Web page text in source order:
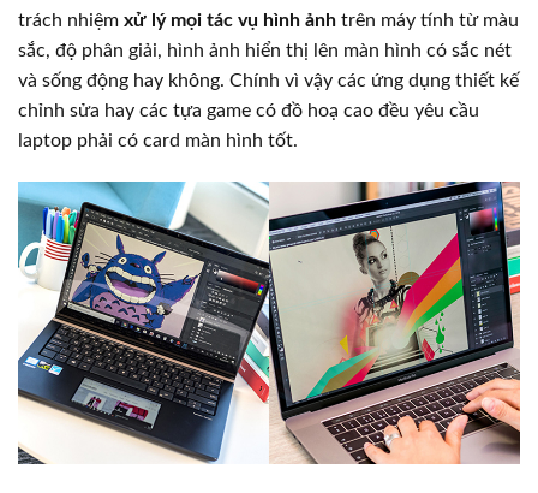
trách nhiệm xử lý mọi tác vụ hình ảnh trên máy tính từ màu
sắc, độ phân giải, hình ảnh hiển thị lên màn hình có sắc nét
và sống động hay không. Chính vì vậy các ứng dụng thiết kế
chỉnh sửa hay các tựa game có đồ hoạ cao đều yêu cầu
laptop phải có card màn hình tốt.